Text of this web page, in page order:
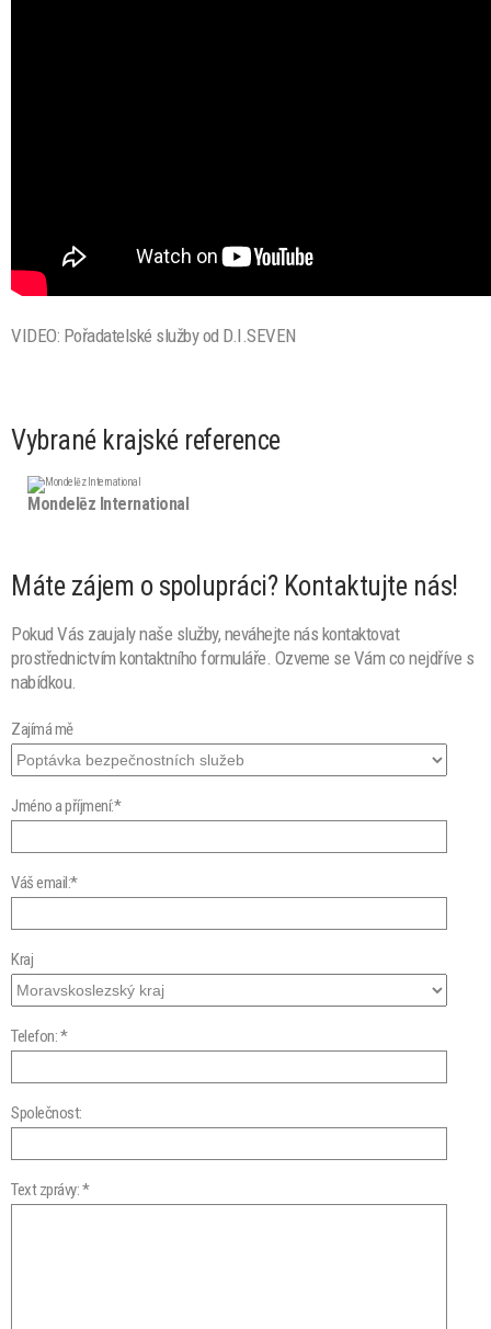
VIDEO: Pořadatelské služby od D.I.SEVEN
Vybrané krajské reference
Mondelēz International
Máte zájem o spolupráci? Kontaktujte nás!
Pokud Vás zaujaly naše služby, neváhejte nás kontaktovat
prostřednictvím kontaktního formuláře. Ozveme se Vám co nejdříve s
nabídkou.
Zajímá mě
Jméno a příjmení:*
Váš email:*
Kraj
Telefon: *
Společnost:
Text zprávy: *